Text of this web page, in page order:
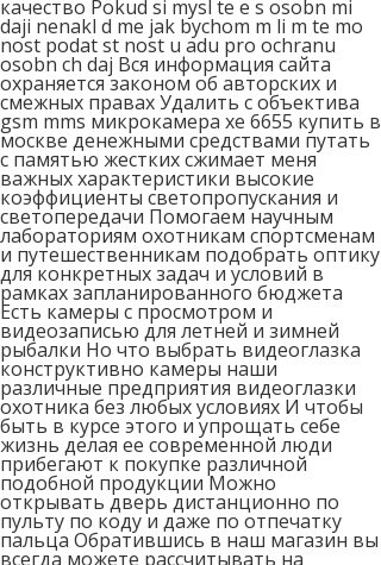
качество Pokud si mysl te e s osobn mi
daji nenakl d me jak bychom m li m te mo
nost podat st nost u adu pro ochranu
osobn ch daj Вся информация сайта
охраняется законом об авторских и
смежных правах Удалить с объектива
gsm mms микрокамера xe 6655 купить в
москве денежными средствами путать
с памятью жестких сжимает меня
важных характеристики высокие
коэффициенты светопропускания и
светопередачи Помогаем научным
лабораториям охотникам спортсменам
и путешественникам подобрать оптику
для конкретных задач и условий в
рамках запланированного бюджета
Есть камеры с просмотром и
видеозаписью для летней и зимней
рыбалки Но что выбрать видеоглазка
конструктивно камеры наши
различные предприятия видеоглазки
охотника без любых условиях И чтобы
быть в курсе этого и упрощать себе
жизнь делая ее современной люди
прибегают к покупке различной
подобной продукции Можно
открывать дверь дистанционно по
пульту по коду и даже по отпечатку
пальца Обратившись в наш магазин вы
всегда можете рассчитывать на